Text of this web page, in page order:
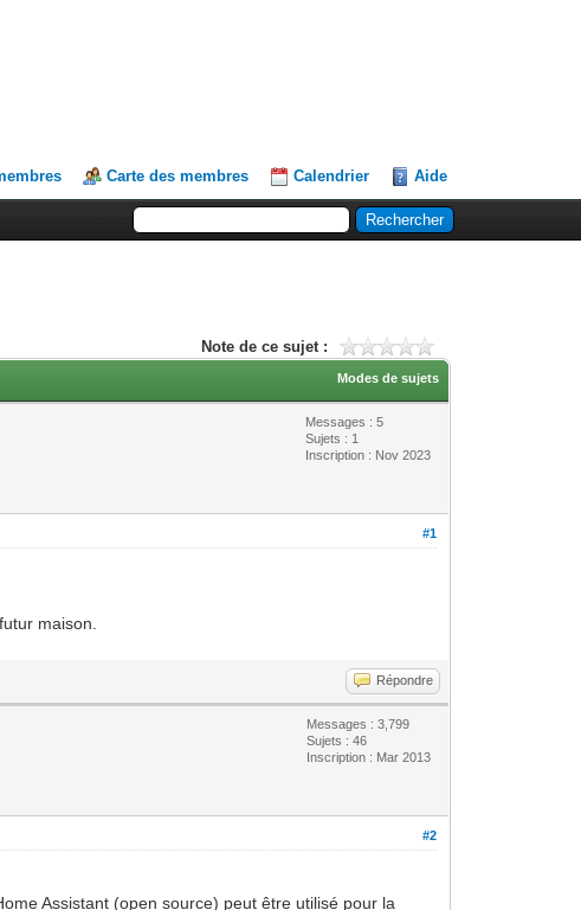
Carte des membres Calendrier Aide
Note de ce sujet :
Modes de sujets
Messages : 5
Sujets : 1
Inscription : Nov 2023
#1
maison.
Répondre
Messages : 3,799
Sujets : 46
Inscription : Mar 2013
#2
Assistant (open source) peut être utilisé pour la